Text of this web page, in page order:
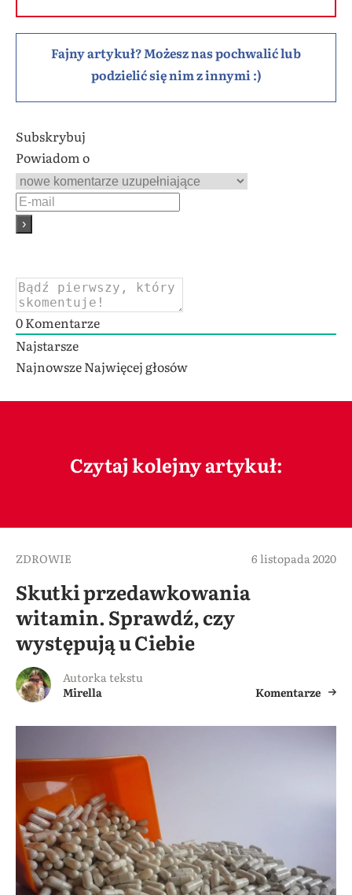
Fajny artykuł? Możesz nas pochwalić lub
podzielić się nim z innymi :)
Subskrybuj
Powiadom o
0Komentarze
Najstarsze
NajnowszeNajwięcej głosów
Czytaj kolejny artykuł:
ZDROWIE 6 listopada 2020
Skutki przedawkowania
witamin. Sprawdź, czy
występują u Ciebie
Autorka tekstu
Mirella
Komentarze